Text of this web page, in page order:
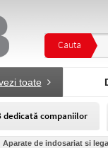
Cauta
toate
dedicată companiilor
Aparate de indosariat si